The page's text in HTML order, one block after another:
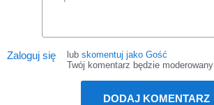
Zaloguj się lub skomentuj jako Gość
Twój komentarz będzie moderowany
DODAJ KOMENTARZ